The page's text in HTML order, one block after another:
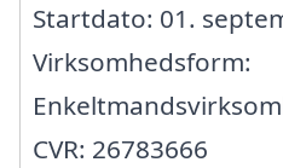
Startdato: 01.
Virksomhedsform:
CVR: 26783666